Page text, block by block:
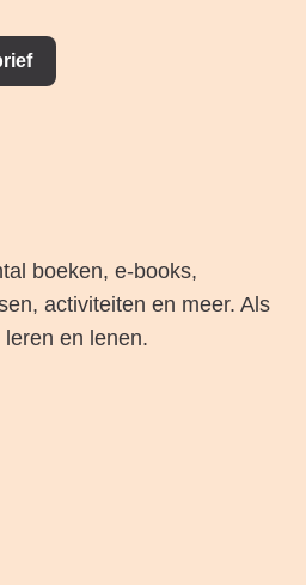
boeken, e-books,
activiteiten en meer. Als
leren en lenen.